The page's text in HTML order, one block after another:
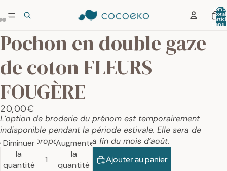
total
dans
Pochon en double gaze
de coton FLEURS
FOUGÈRE
20,00€
L’option de broderie du prénom est temporairement
indisponible pendant la période estivale. Elle sera de
nouveau proposée dès la fin du mois d’août.
Diminuer
la
quantité
Augmenter
la
quantité
Ajouter au panier